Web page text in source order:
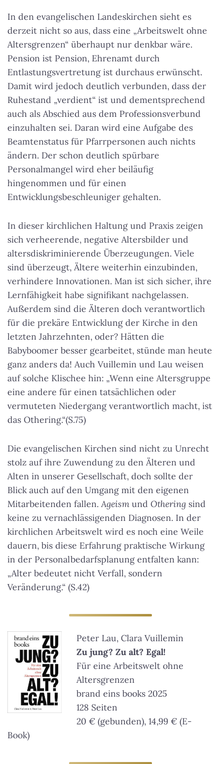
In den evangelischen Landeskirchen sieht es
derzeit nicht so aus, dass eine „Arbeitswelt ohne
Altersgrenzen“ überhaupt nur denkbar wäre.
Pension ist Pension, Ehrenamt durch
Entlastungsvertretung ist durchaus erwünscht.
Damit wird jedoch deutlich verbunden, dass der
Ruhestand „verdient“ ist und dementsprechend
auch als Abschied aus dem Professionsverbund
einzuhalten sei. Daran wird eine Aufgabe des
Beamtenstatus für Pfarrpersonen auch nichts
ändern. Der schon deutlich spürbare
Personalmangel wird eher beiläufig
hingenommen und für einen
Entwicklungsbeschleuniger gehalten.
In dieser kirchlichen Haltung und Praxis zeigen
sich verheerende, negative Altersbilder und
altersdiskriminierende Überzeugungen. Viele
sind überzeugt, Ältere weiterhin einzubinden,
verhindere Innovationen. Man ist sich sicher, ihre
Lernfähigkeit habe signifikant nachgelassen.
Außerdem sind die Älteren doch verantwortlich
für die prekäre Entwicklung der Kirche in den
letzten Jahrzehnten, oder? Hätten die
Babyboomer besser gearbeitet, stünde man heute
ganz anders da! Auch Vuillemin und Lau weisen
auf solche Klischee hin: „Wenn eine Altersgruppe
eine andere für einen tatsächlichen oder
vermuteten Niedergang verantwortlich macht, ist
das Othering.“(S.75)
Die evangelischen Kirchen sind nicht zu Unrecht
stolz auf ihre Zuwendung zu den Älteren und
Alten in unserer Gesellschaft, doch sollte der
Blick auch auf den Umgang mit den eigenen
Mitarbeitenden fallen.Ageism und Othering sind
keine zu vernachlässigenden Diagnosen. In der
kirchlichen Arbeitswelt wird es noch eine Weile
dauern, bis diese Erfahrung praktische Wirkung
in der Personalbedarfsplanung entfalten kann:
„Alter bedeutet nicht Verfall, sondern
Veränderung.“ (S.42)
Peter Lau, Clara Vuillemin
Zu jung? Zu alt? Egal!
Für eine Arbeitswelt ohne
Altersgrenzen
brand eins books 2025
128 Seiten
20 € (gebunden), 14,99 € (E-
Book)